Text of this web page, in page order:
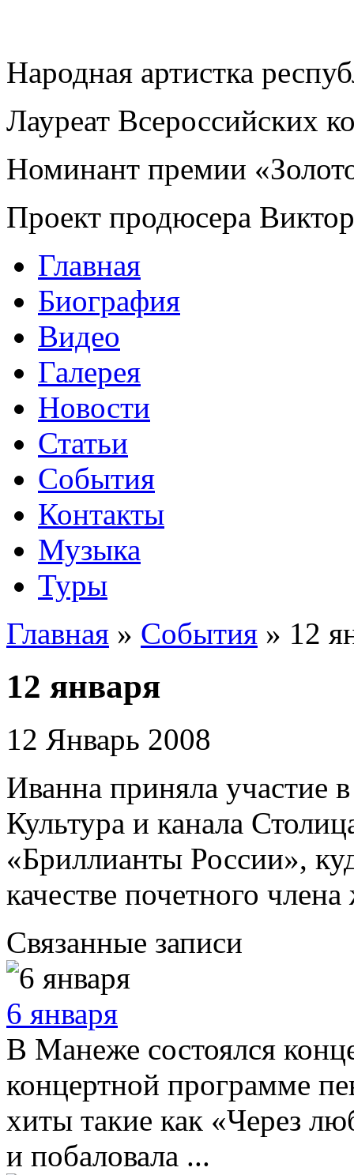
Народная артистка
Лауреат Всероссийских
Номинант премии
Проект продюсера
Главная
Биография
Видео
Галерея
Новости
Статьи
События
Контакты
Музыка
Туры
Главная » События » 12
12 января
12 Январь 2008
Иванна приняла участие
Культура и канала
«Бриллианты России»,
качестве почетного
Связанные записи
6 января
В Манеже состоялся
концертной программе
хиты такие как «Через
и побаловала ...